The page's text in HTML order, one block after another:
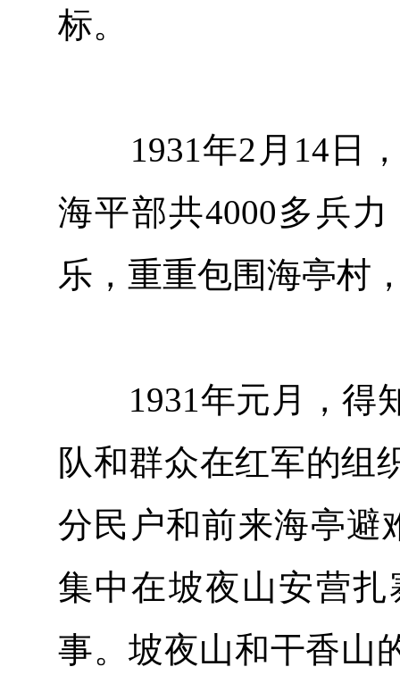
标。
1931年2月14日，
海平部共4000多兵
乐，重重包围海亭村
1931年元月，得知
队和群众在红军的组
分民户和前来海亭避
集中在坡夜山安营
事。坡夜山和干香山